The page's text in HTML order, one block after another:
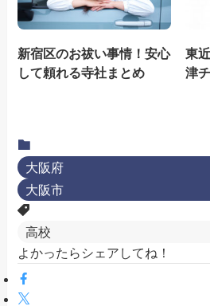
新宿区のお祓い事情！安心
して頼れる寺社まとめ
東
津
大阪府
大阪市
高校
よかったらシェアしてね！